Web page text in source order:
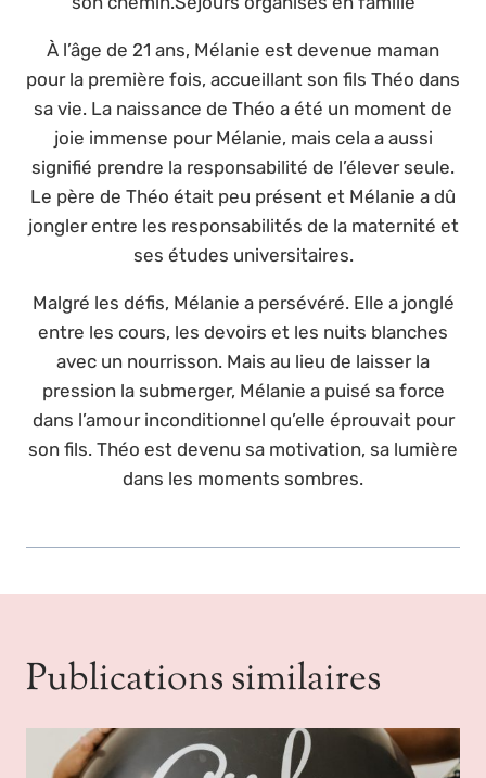
À l’âge de 21 ans, Mélanie est devenue maman
pour la première fois, accueillant son fils Théo dans
sa vie. La naissance de Théo a été un moment de
joie immense pour Mélanie, mais cela a aussi
signifié prendre la responsabilité de l’élever seule.
Le père de Théo était peu présent et Mélanie a dû
jongler entre les responsabilités de la maternité et
ses études universitaires.
Malgré les défis, Mélanie a persévéré. Elle a jonglé
entre les cours, les devoirs et les nuits blanches
avec un nourrisson. Mais au lieu de laisser la
pression la submerger, Mélanie a puisé sa force
dans l’amour inconditionnel qu’elle éprouvait pour
son fils. Théo est devenu sa motivation, sa lumière
dans les moments sombres.
Publications similaires